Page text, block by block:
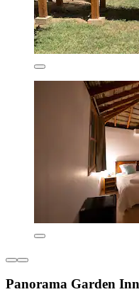
Panorama Garden Inn